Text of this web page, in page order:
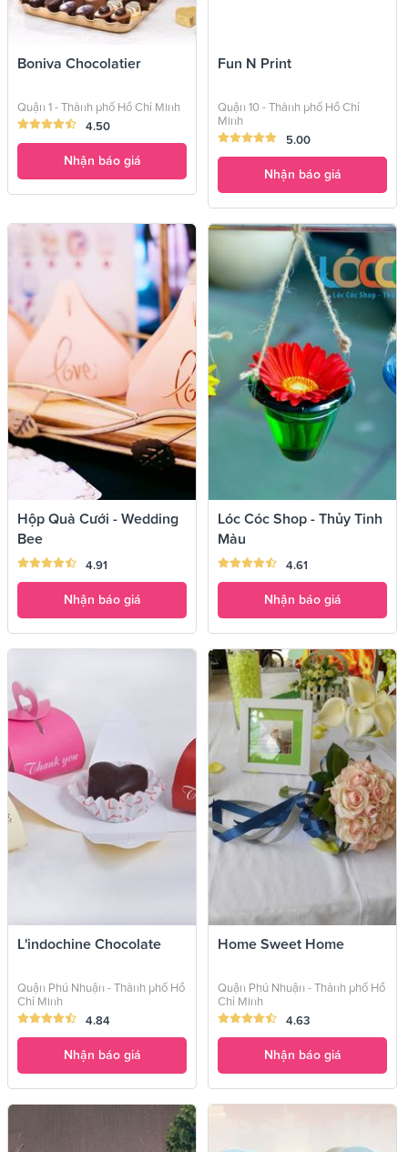
Boniva Chocolatier
Quận 1 - Thành phố Hồ Chí Minh
4.50
Nhận báo giá
Fun N Print
Quận 10 - Thành phố Hồ Chí
Minh
5.00
Nhận báo giá
Hộp Quà Cưới - Wedding
Bee
4.91
Nhận báo giá
Lóc Cóc Shop - Thủy Tinh
Màu
4.61
Nhận báo giá
L'indochine Chocolate
Quận Phú Nhuận - Thành phố Hồ
Chí Minh
4.84
Nhận báo giá
Home Sweet Home
Quận Phú Nhuận - Thành phố Hồ
Chí Minh
4.63
Nhận báo giá